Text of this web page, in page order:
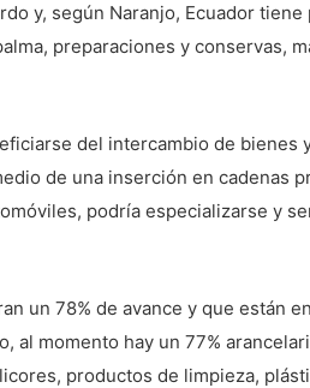
y, según Naranjo, Ecuador
preparaciones y conservas,
del intercambio de bienes
de una inserción en cadenas
podría especializarse y
un 78% de avance y que están
al momento hay un 77%
productos de limpieza,